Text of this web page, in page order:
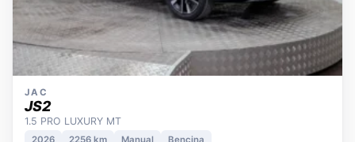
JAC
JS2
1.5 PRO LUXURY MT